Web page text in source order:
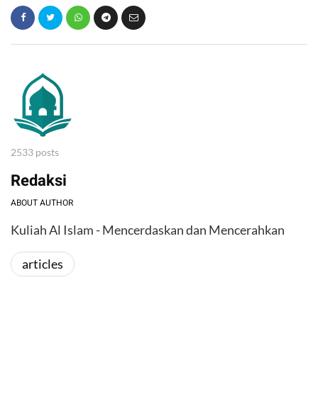
2533 posts
Redaksi
ABOUT AUTHOR
Kuliah Al Islam - Mencerdaskan dan Mencerahkan
articles